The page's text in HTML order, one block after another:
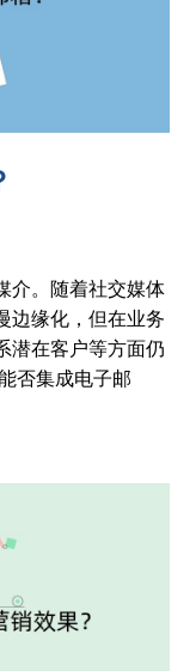
介。随着社交媒体
边缘化，但在业务
潜在客户等方面仍
否集成电子邮